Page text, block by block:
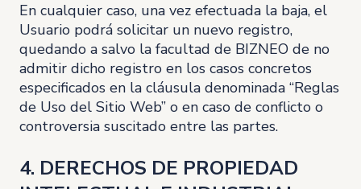
En cualquier caso, una vez efectuada la baja, el
Usuario podrá solicitar un nuevo registro,
quedando a salvo la facultad de BIZNEO de no
admitir dicho registro en los casos concretos
especificados en la cláusula denominada “Reglas
de Uso del Sitio Web” o en caso de conflicto o
controversia suscitado entre las partes.
4. DERECHOS DE PROPIEDAD